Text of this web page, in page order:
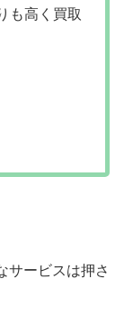
も高く買取
サービスは押さ